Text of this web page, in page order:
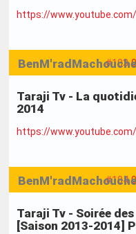
https://
#103
BenM'radMachouche
Taraji Tv - La
2014
https://
#104
BenM'radMachouche
Taraji Tv - Soirée
[Saison 2013-2014]